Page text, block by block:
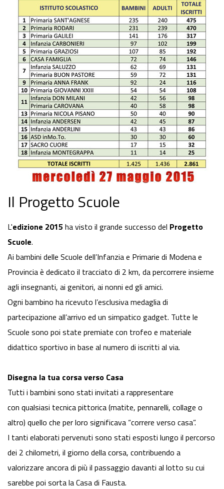
Il Progetto Scuole
L'edizione 2015 ha visto il grande successo del Progetto
Scuole.
Ai bambini delle Scuole dell’Infanzia e Primarie di Modena e
Provincia è dedicato il tracciato di 2 km, da percorrere insieme
agli insegnanti, ai genitori, ai nonni ed gli amici.
Ogni bambino ha ricevuto l’esclusiva medaglia di
partecipazione all’arrivo ed un simpatico gadget. Tutte le
Scuole sono poi state premiate con trofeo e materiale
didattico sportivo in base al numero di iscritti al via.
Disegna la tua corsa verso Casa
Tutti i bambini sono stati invitati a rappresentare
con qualsiasi tecnica pittorica (matite, pennarelli, collage o
altro) quello che per loro significava “correre verso casa”.
I tanti elaborati pervenuti sono stati esposti lungo il percorso
dei 2 chilometri, il giorno della corsa, contribuendo a
valorizzare ancora di più il passaggio davanti al lotto su cui
sarebbe poi sorta la Casa di Fausta.